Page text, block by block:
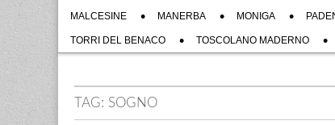
MALCESINE MANERBA MONIGA
TORRI DEL BENACO TOSCOLANO MADERNO
TAG: SOGNO